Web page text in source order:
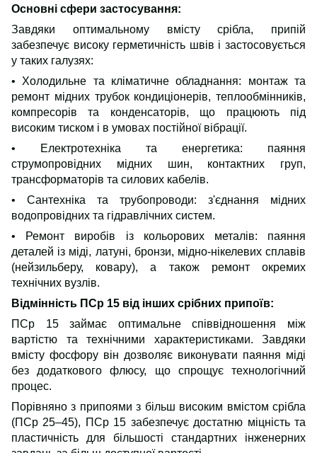
Основні сфери застосування:
Завдяки оптимальному вмісту срібла, припій
забезпечує високу герметичність швів і застосовується
у таких галузях:
• Холодильне та кліматичне обладнання: монтаж та
ремонт мідних трубок кондиціонерів, теплообмінників,
компресорів та конденсаторів, що працюють під
високим тиском і в умовах постійної вібрації.
• Електротехніка та енергетика: паяння
струмопровідних мідних шин, контактних груп,
трансформаторів та силових кабелів.
• Сантехніка та трубопроводи: з'єднання мідних
водопровідних та гідравлічних систем.
• Ремонт виробів із кольорових металів: паяння
деталей із міді, латуні, бронзи, мідно-нікелевих сплавів
(нейзильберу, ковару), а також ремонт окремих
технічних вузлів.
Відмінність ПСр 15 від інших срібних припоїв:
ПСр 15 займає оптимальне співвідношення між
вартістю та технічними характеристиками. Завдяки
вмісту фосфору він дозволяє виконувати паяння міді
без додаткового флюсу, що спрощує технологічний
процес.
Порівняно з припоями з більш високим вмістом срібла
(ПСр 25–45), ПСр 15 забезпечує достатню міцність та
пластичність для більшості стандартних інженерних